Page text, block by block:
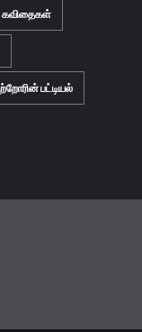
கவிதைகள்
பட்டியல்